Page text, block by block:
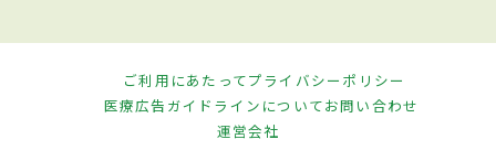
ご利用にあたってプライバシーポリシー
医療広告ガイドラインについてお問い合わせ
運営会社